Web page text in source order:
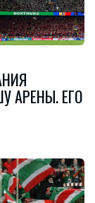
АРЕНЫ. ЕГО